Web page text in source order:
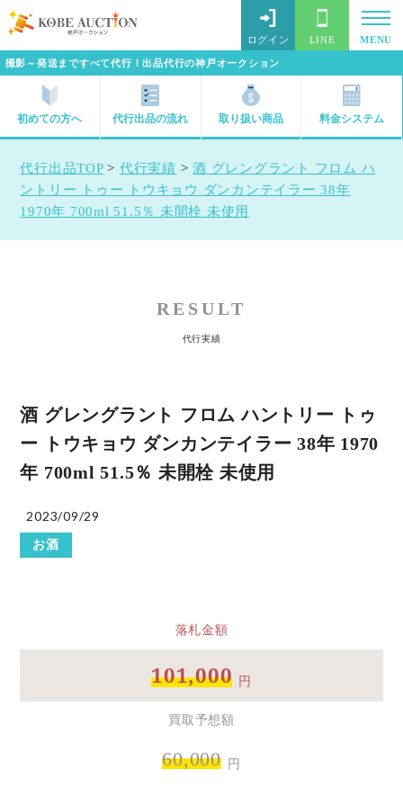
撮影～発送まですべて代行！出品代行の神戸オークション
ログイン LINE MENU
初めての方へ 代行出品の流れ 取り扱い商品 料金システム
代行出品TOP> 代行実績 >酒 グレングラント フロム ハ
ントリー トゥー トウキョウ ダンカンテイラー 38年
1970年 700ml 51.5％ 未開栓 未使用
RESULT
代行実績
酒 グレングラント フロム ハントリー トゥ
ー トウキョウ ダンカンテイラー 38年 1970
年 700ml 51.5％ 未開栓 未使用
2023/09/29
お酒
落札金額
101,000 円
買取予想額
60,000 円